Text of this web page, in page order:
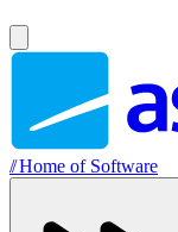
//Home of Software